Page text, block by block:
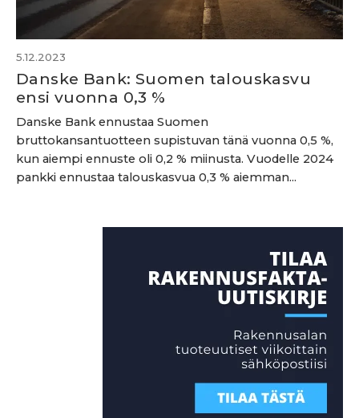
5.12.2023
Danske Bank: Suomen talouskasvu
ensi vuonna 0,3 %
Danske Bank ennustaa Suomen
bruttokansantuotteen supistuvan tänä vuonna 0,5 %,
kun aiempi ennuste oli 0,2 % miinusta. Vuodelle 2024
pankki ennustaa talouskasvua 0,3 % aiemman...